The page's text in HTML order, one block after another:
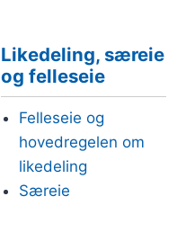
Likedeling, særeie
og felleseie
Felleseie og
hovedregelen om
likedeling
Særeie